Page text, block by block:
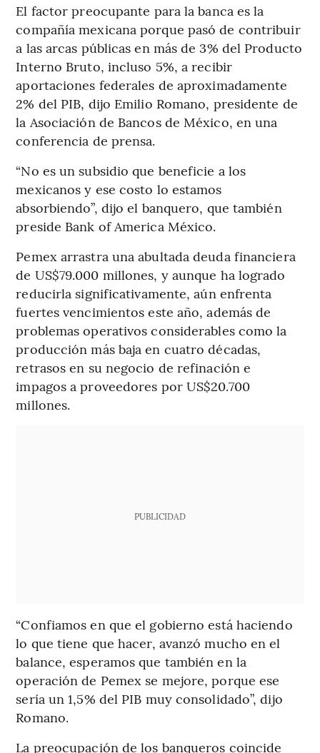
El factor preocupante para la banca es la
compañía mexicana porque pasó de contribuir
a las arcas públicas en más de 3% del Producto
Interno Bruto, incluso 5%, a recibir
aportaciones federales de aproximadamente
2% del PIB, dijo Emilio Romano, presidente de
la Asociación de Bancos de México, en una
conferencia de prensa.
“No es un subsidio que beneficie a los
mexicanos y ese costo lo estamos
absorbiendo”, dijo el banquero, que también
preside Bank of America México.
Pemex arrastra una abultada deuda financiera
de US$79.000 millones, y aunque ha logrado
reducirla significativamente, aún enfrenta
fuertes vencimientos este año, además de
problemas operativos considerables como la
producción más baja en cuatro décadas,
retrasos en su negocio de refinación e
impagos a proveedores por US$20.700
millones.
PUBLICIDAD
“Confiamos en que el gobierno está haciendo
lo que tiene que hacer, avanzó mucho en el
balance, esperamos que también en la
operación de Pemex se mejore, porque ese
sería un 1,5% del PIB muy consolidado”, dijo
Romano.
La preocupación de los banqueros coincide